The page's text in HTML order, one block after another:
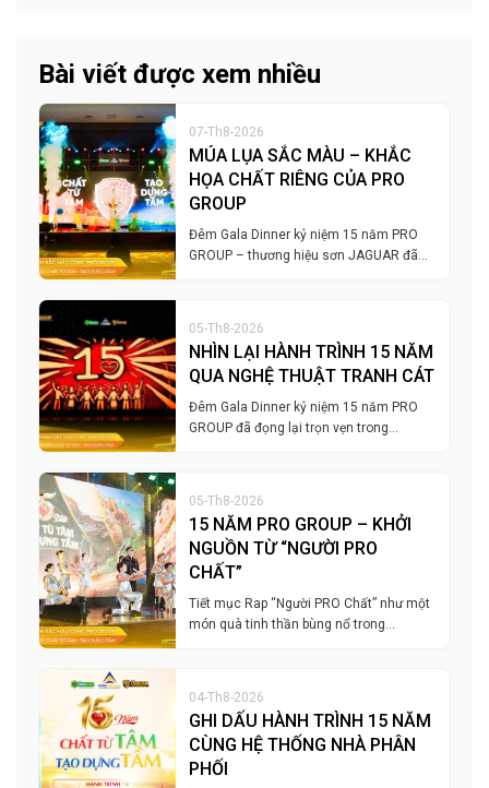
Bài viết được xem nhiều
07-Th8-2026
MÚA LỤA SẮC MÀU – KHẮC
HỌA CHẤT RIÊNG CỦA PRO
GROUP
Đêm Gala Dinner kỷ niệm 15 năm PRO
GROUP – thương hiệu sơn JAGUAR đã…
05-Th8-2026
NHÌN LẠI HÀNH TRÌNH 15 NĂM
QUA NGHỆ THUẬT TRANH CÁT
Đêm Gala Dinner kỷ niệm 15 năm PRO
GROUP đã đọng lại trọn vẹn trong…
05-Th8-2026
15 NĂM PRO GROUP – KHỞI
NGUỒN TỪ “NGƯỜI PRO
CHẤT”
Tiết mục Rap “Người PRO Chất” như một
món quà tinh thần bùng nổ trong…
04-Th8-2026
GHI DẤU HÀNH TRÌNH 15 NĂM
CÙNG HỆ THỐNG NHÀ PHÂN
PHỐI